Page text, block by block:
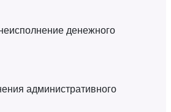
денежного
административного